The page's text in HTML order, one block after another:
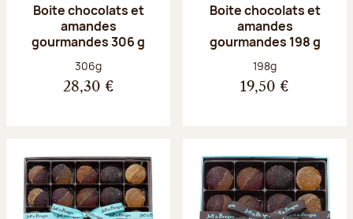
Boite chocolats et
amandes
gourmandes 306 g
Poids net :
306g
28,30 €
Boite chocolats et
amandes
gourmandes 198 g
Poids net :
198g
19,50 €